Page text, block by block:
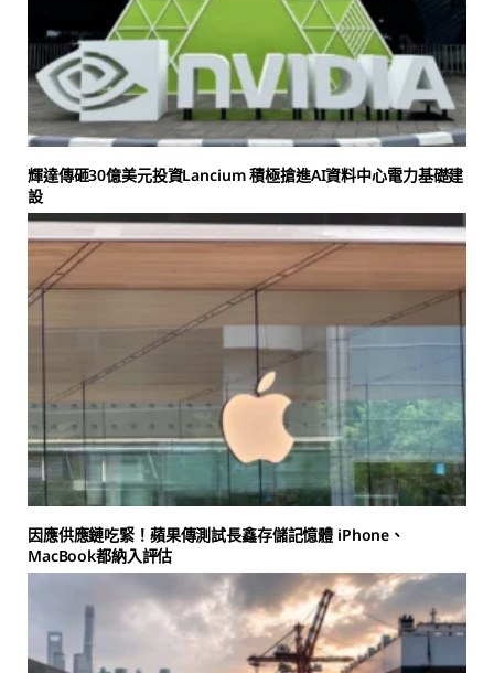
輝達傳砸30億美元投資Lancium 積極搶進AI資料中心電力基礎建
設
因應供應鏈吃緊！蘋果傳測試長鑫存儲記憶體 iPhone、
MacBook都納入評估